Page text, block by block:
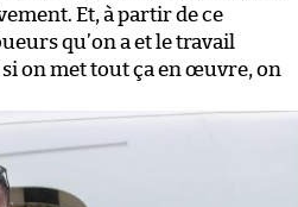
Et, à partir de ce
qu’on a et le travail
on met tout ça en œuvre, on